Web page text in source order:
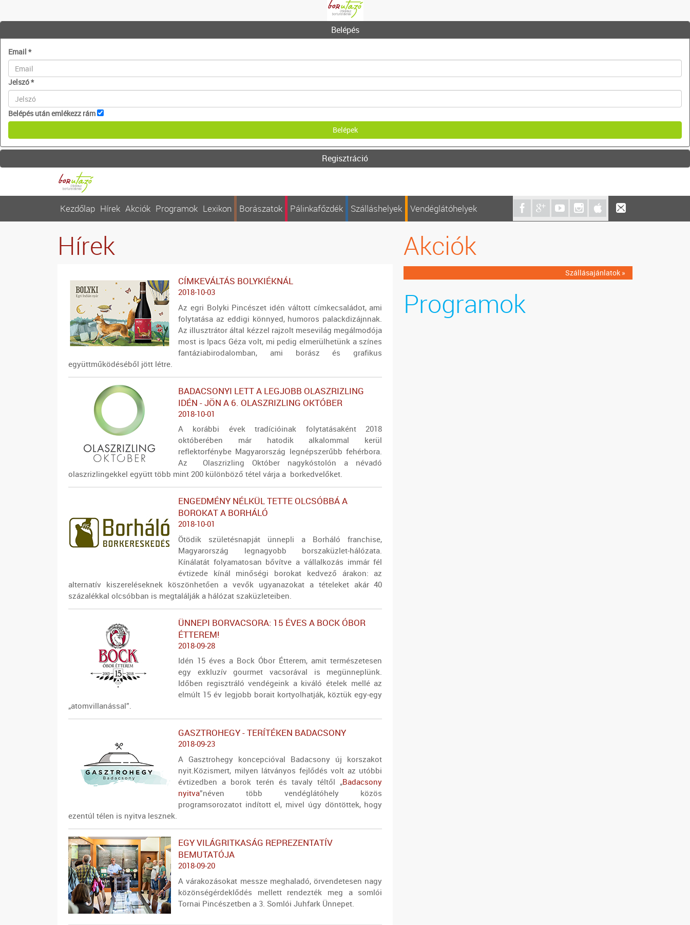
Belépés
Email *
Jelszó*
Belépés után emlékezz rám
Regisztráció
Kezdőlap Hírek Akciók Programok Lexikon Borászatok Pálinkafőzdék Szálláshelyek Vendéglátóhelyek
Hírek
CÍMKEVÁLTÁS BOLYKIÉKNÁL
2018-10-03
Az egri Bolyki Pincészet idén váltott címkecsaládot, ami
folytatása az eddigi könnyed, humoros palackdizájnnak.
Az illusztrátor által kézzel rajzolt mesevilág megálmodója
most is Ipacs Géza volt, mi pedig elmerülhetünk a színes
fantáziabirodalomban, ami borász és grafikus
együttműködéséből jött létre.
BADACSONYI LETT A LEGJOBB OLASZRIZLING
IDÉN - JÖN A 6. OLASZRIZLING OKTÓBER
2018-10-01
A korábbi évek tradícióinak folytatásaként 2018
októberében már hatodik alkalommal kerül
reflektorfénybe Magyarország legnépszerűbb fehérbora.
Az Olaszrizling Október nagykóstolón a névadó
olaszrizlingekkel együtt több mint 200 különböző tétel várja a borkedvelőket.
ENGEDMÉNY NÉLKÜL TETTE OLCSÓBBÁ A
BOROKAT A BORHÁLÓ
2018-10-01
Ötödik születésnapját ünnepli a Borháló franchise,
Magyarország legnagyobb borszaküzlet-hálózata.
Kínálatát folyamatosan bővítve a vállalkozás immár fél
évtizede kínál minőségi borokat kedvező árakon: az
alternatív kiszereléseknek köszönhetően a vevők ugyanazokat a tételeket akár 40
százalékkal olcsóbban is megtalálják a hálózat szaküzleteiben.
ÜNNEPI BORVACSORA: 15 ÉVES A BOCK ÓBOR
ÉTTEREM!
2018-09-28
Idén 15 éves a Bock Óbor Étterem, amit természetesen
egy exkluzív gourmet vacsorával is megünneplünk.
Időben regisztráló vendégeink a kiváló ételek mellé az
elmúlt 15 év legjobb borait kortyolhatják, köztük egy-egy
„atomvillanással”.
GASZTROHEGY - TERÍTÉKEN BADACSONY
2018-09-23
A Gasztrohegy koncepcióval Badacsony új korszakot
nyit.Közismert, milyen látványos fejlődés volt az utóbbi
évtizedben a borok terén és tavaly téltől „Badacsony
nyitva”néven több vendéglátóhely közös
programsorozatot indított el, mivel úgy döntöttek, hogy
ezentúl télen is nyitva lesznek.
EGY VILÁGRITKASÁG REPREZENTATÍV
BEMUTATÓJA
2018-09-20
A várakozásokat messze meghaladó, örvendetesen nagy
közönségérdeklődés mellett rendezték meg a somlói
Tornai Pincészetben a 3. Somlói Juhfark Ünnepet.
Akciók
Szállásajánlatok »
Programok